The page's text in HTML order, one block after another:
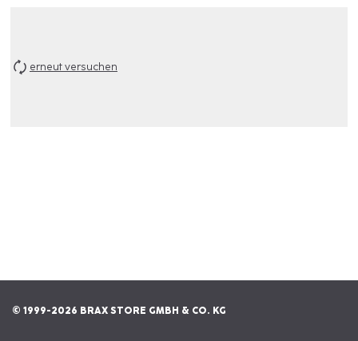
erneut versuchen
© 1999-2026 BRAX STORE GMBH & CO. KG